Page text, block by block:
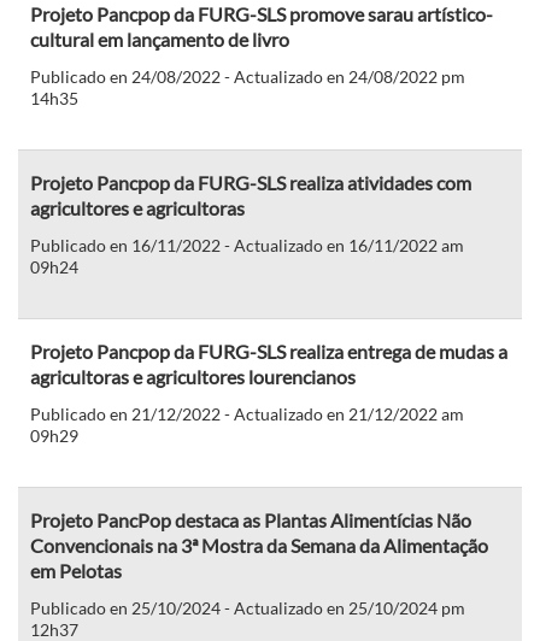
Projeto Pancpop da FURG-SLS promove sarau artístico-
cultural em lançamento de livro
Publicado en 24/08/2022 - Actualizado en 24/08/2022 pm
14h35
Projeto Pancpop da FURG-SLS realiza atividades com
agricultores e agricultoras
Publicado en 16/11/2022 - Actualizado en 16/11/2022 am
09h24
Projeto Pancpop da FURG-SLS realiza entrega de mudas a
agricultoras e agricultores lourencianos
Publicado en 21/12/2022 - Actualizado en 21/12/2022 am
09h29
Projeto PancPop destaca as Plantas Alimentícias Não
Convencionais na 3ª Mostra da Semana da Alimentação
em Pelotas
Publicado en 25/10/2024 - Actualizado en 25/10/2024 pm
12h37